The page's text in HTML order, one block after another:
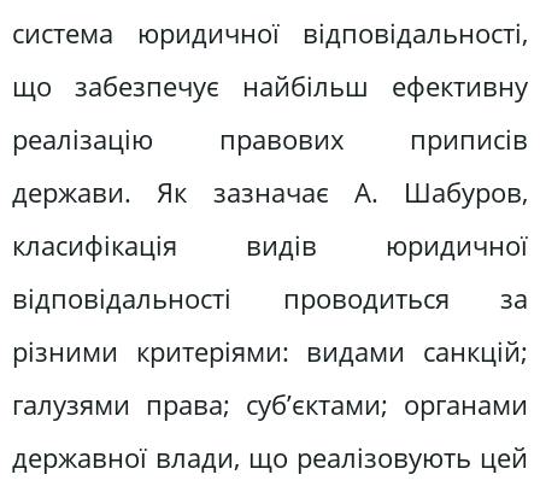
система юридичної відповідальності,
що забезпечує найбільш ефективну
реалізацію правових приписів
держави. Як зазначає А. Шабуров,
класифікація видів юридичної
відповідальності проводиться за
різними критеріями: видами санкцій;
галузями права; суб’єктами; органами
державної влади, що реалізовують цей